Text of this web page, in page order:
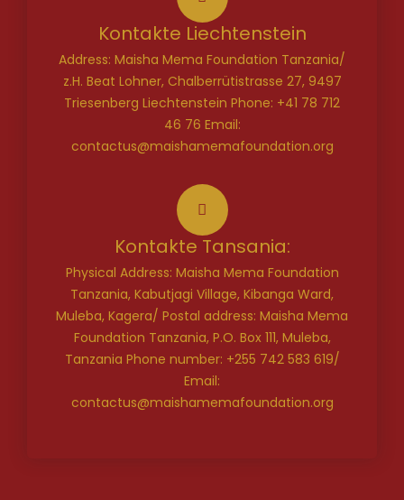
Kontakte Liechtenstein
Address: Maisha Mema Foundation Tanzania/
z.H. Beat Lohner, Chalberrütistrasse 27, 9497
Triesenberg Liechtenstein Phone: +41 78 712
46 76 Email:
contactus@maishamemafoundation.org
Kontakte Tansania:
Physical Address: Maisha Mema Foundation
Tanzania, Kabutjagi Village, Kibanga Ward,
Muleba, Kagera/ Postal address: Maisha Mema
Foundation Tanzania, P.O. Box 111, Muleba,
Tanzania Phone number: +255 742 583 619/
Email:
contactus@maishamemafoundation.org